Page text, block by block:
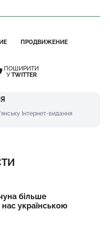
ПРОДВИЖЕНИЕ
ПОШИРИТИ
УTWITTER
Інтернет-видання
більше
українською